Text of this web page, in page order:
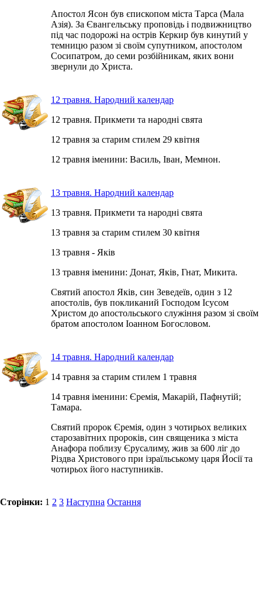
Апостол Ясон був єпископом міста Тарса (Мала
Азія). За Євангельську проповідь і подвижництво
під час подорожі на острів Керкир був кинутий у
темницю разом зі своїм супутником, апостолом
Сосипатром, до семи розбійникам, яких вони
звернули до Христа.
12 травня. Народний календар
12 травня. Прикмети та народні свята
12 травня за старим стилем 29 квітня
12 травня іменини: Василь, Іван, Мемнон.
13 травня. Народний календар
13 травня. Прикмети та народні свята
13 травня за старим стилем 30 квітня
13 травня - Яків
13 травня іменини: Донат, Яків, Гнат, Микита.
Святий апостол Яків, син Зеведеїв, один з 12
апостолів, був покликаний Господом Ісусом
Христом до апостольського служіння разом зі своїм
братом апостолом Іоанном Богословом.
14 травня. Народний календар
14 травня за старим стилем 1 травня
14 травня іменини: Єремія, Макарій, Пафнутій;
Тамара.
Святий пророк Єремія, один з чотирьох великих
старозавітних пророків, син священика з міста
Анафора поблизу Єрусалиму, жив за 600 ліг до
Різдва Христового при ізраїльському царя Йосії та
чотирьох його наступників.
Сторінки: 1 2 3 Наступна Остання